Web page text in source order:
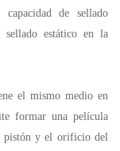
de sellado
sellado estático en la
el mismo medio en
formar una película
pistón y el orificio del